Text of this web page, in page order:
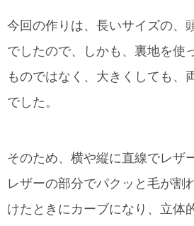
今回の作りは、長いサイズの、
でしたので、しかも、裏地を使
ものではなく、大きくしても、
でした。
そのため、横や縦に直線でレザ
レザーの部分でパクッと毛が割
けたときにカーブになり、立体